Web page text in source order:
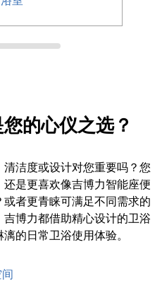
的心仪之选？
洁度或设计对您重要吗？您
是更喜欢像吉博力智能座便
者更青睐可满足不同需求的
博力都借助精心设计的卫浴
的日常卫浴使用体验。